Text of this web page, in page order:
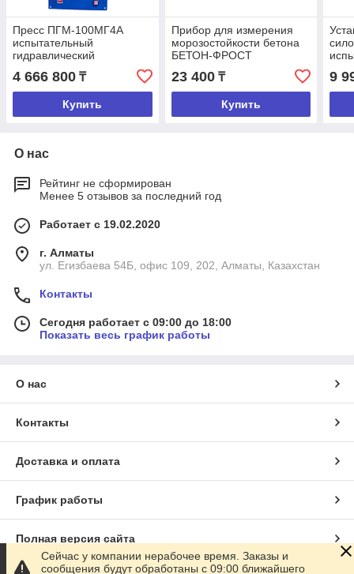
Пресс ПГМ-100МГ4А
испытательный
гидравлический
малогабаритный на 100кН
4 666 800 ₸
Купить
Прибор для измерения
морозостойкости бетона
БЕТОН-ФРОСТ
23 400₸
Купить
9
О нас
Рейтинг не сформирован
Менее 5 отзывов за последний год
Работает с 19.02.2020
г. Алматы
ул. Егизбаева 54Б, офис 109, 202, Алматы, Казахстан
Контакты
Сегодня работает с 09:00 до 18:00
Показать весь график работы
О нас
Контакты
Доставка и оплата
График работы
Полная версия сайта
Сейчас у компании нерабочее время. Заказы и
сообщения будут обработаны с 09:00 ближайшего